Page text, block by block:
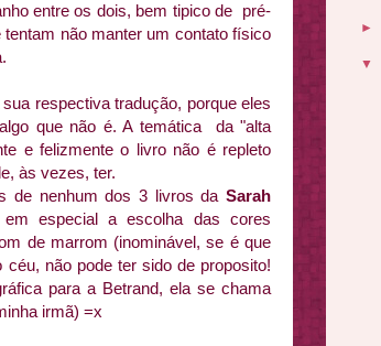
entre os dois, bem tipico de pré-
não manter um contato físico
respectiva tradução, porque eles
que não é. A temática da "alta
e felizmente o livro não é repleto
às vezes, ter.
de nenhum dos 3 livros da Sarah
especial a escolha das cores
de marrom (inominável, se é que
não pode ter sido de proposito!
para a Betrand, ela se chama
irmã) =x
►
▼